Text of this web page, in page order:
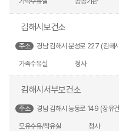
김해시보건소
주소 경남 김해시 분성로 227 (김해
가족수유실 청사
김해시서부보건소
주소 경남 김해시 능동로 149 (장유
모유수유/착유실 청사